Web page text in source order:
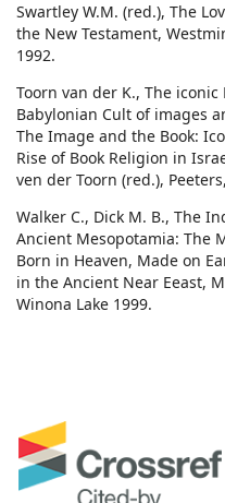
Swartley W.M. (red.), The
the New Testament,
1992.
Toorn van der K., The
Babylonian Cult of images
The Image and the Book:
Rise of Book Religion in
ven der Toorn (red.),
Walker C., Dick M. B., The
Ancient Mesopotamia: The
Born in Heaven, Made on
in the Ancient Near Eeast,
Winona Lake 1999.